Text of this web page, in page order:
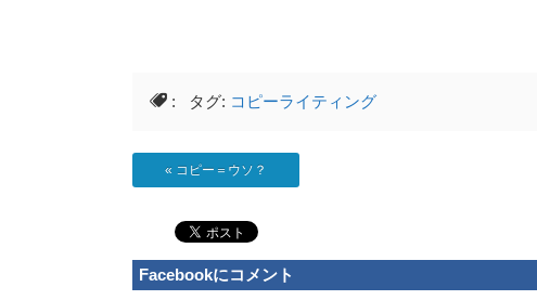
: タグ: コピーライティング
« コピー＝ウソ？
Facebookにコメント